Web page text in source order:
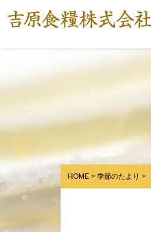
HOME 季節のたより